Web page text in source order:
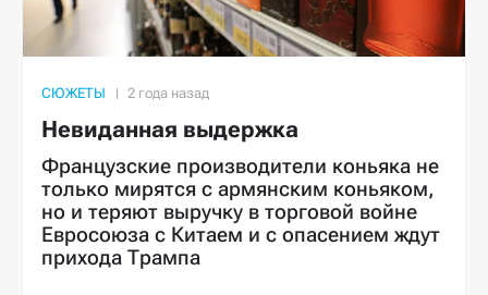
СЮЖЕТЫ
Невиданная выдержка
Французские производители коньяка не
только мирятся с армянским коньяком,
но и теряют выручку в торговой войне
Евросоюза с Китаем и с опасением ждут
прихода Трампа